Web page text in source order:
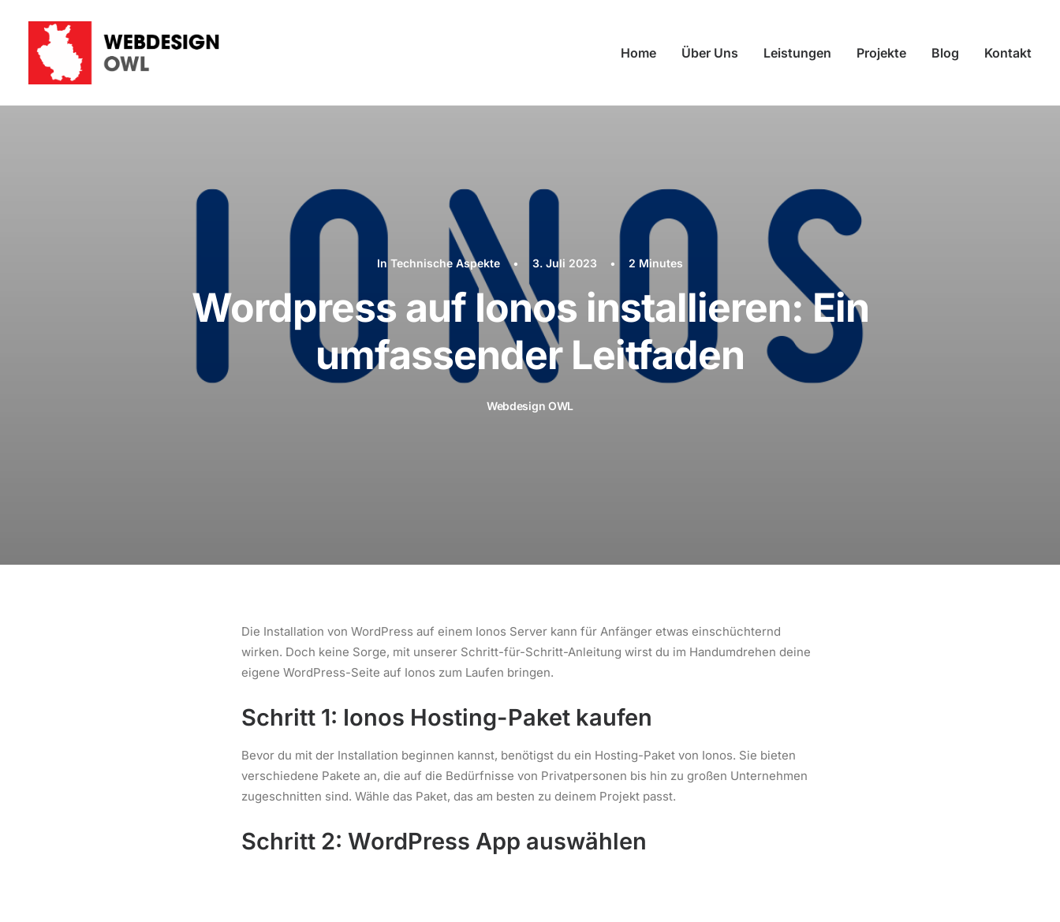
Home Über Uns Leistungen Projekte Blog Kontakt
InTechnische Aspekte • 3. Juli 2023 • 2 Minutes
Wordpress auf Ionos installieren: Ein
umfassender Leitfaden
Webdesign OWL
Die Installation von WordPress auf einem Ionos Server kann für Anfänger etwas einschüchternd
wirken. Doch keine Sorge, mit unserer Schritt-für-Schritt-Anleitung wirst du im Handumdrehen deine
eigene WordPress-Seite auf Ionos zum Laufen bringen.
Schritt 1: Ionos Hosting-Paket kaufen
Bevor du mit der Installation beginnen kannst, benötigst du ein Hosting-Paket von Ionos. Sie bieten
verschiedene Pakete an, die auf die Bedürfnisse von Privatpersonen bis hin zu großen Unternehmen
zugeschnitten sind. Wähle das Paket, das am besten zu deinem Projekt passt.
Schritt 2: WordPress App auswählen